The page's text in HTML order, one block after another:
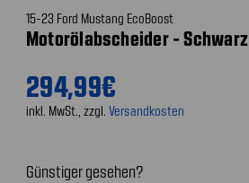
15-23 Ford Mustang EcoBoost
Motorölabscheider - Schwarz
294,99€
inkl. MwSt., zzgl. Versandkosten
Günstiger gesehen?